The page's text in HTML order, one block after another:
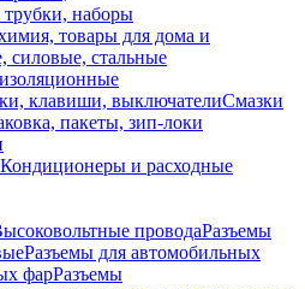
наборы
товары для дома и
силовые, стальные
клавиши, выключателиСмазки
пакеты, зип-локи
Кондиционеры и расходные
проводаРазъемы
Разъемы для автомобильных
фарРазъемы